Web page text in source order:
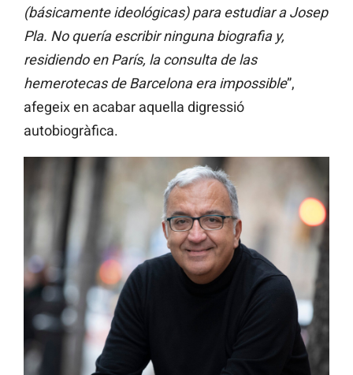
(básicamente ideológicas) para estudiar a Josep
Pla. No quería escribir ninguna biografia y,
residiendo en París, la consulta de las
hemerotecas de Barcelona era impossible”,
afegeix en acabar aquella digressió
autobiogràfica.